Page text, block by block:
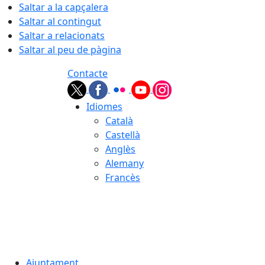
Saltar a la capçalera
Saltar al contingut
Saltar a relacionats
Saltar al peu de pàgina
Contacte
Idiomes
Català
Castellà
Anglès
Alemany
Francès